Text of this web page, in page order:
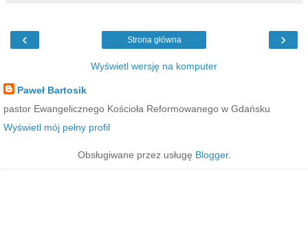
‹ ›
Strona główna
Wyświetl wersję na komputer
Paweł Bartosik
pastor Ewangelicznego Kościoła Reformowanego w Gdańsku
Wyświetl mój pełny profil
Obsługiwane przez usługę Blogger.